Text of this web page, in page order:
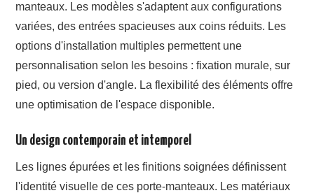
manteaux. Les modèles s'adaptent aux configurations
variées, des entrées spacieuses aux coins réduits. Les
options d'installation multiples permettent une
personnalisation selon les besoins : fixation murale, sur
pied, ou version d'angle. La flexibilité des éléments offre
une optimisation de l'espace disponible.
Un design contemporain et intemporel
Les lignes épurées et les finitions soignées définissent
l'identité visuelle de ces porte-manteaux. Les matériaux